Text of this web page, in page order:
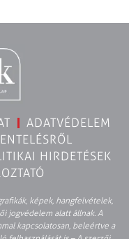
ADATVÉDELEM
HIRDETÉSEK
képek, hangfelvételek,
jogvédelem alatt állnak. A
kapcsolatosan, beleértve a